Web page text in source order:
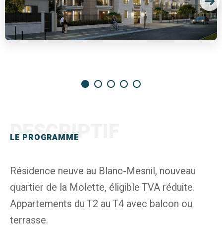
LE PROGRAMME
DESCRIPTIF
Résidence neuve au Blanc-Mesnil, nouveau
quartier de la Molette, éligible TVA réduite.
Appartements du T2 au T4 avec balcon ou
terrasse.